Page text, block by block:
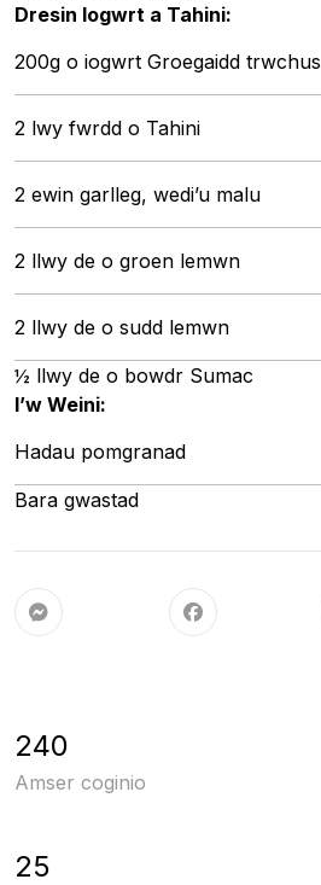
Dresin Iogwrt a Tahini:
200g o iogwrt Groegaidd trwchus
2 lwy fwrdd o Tahini
2 ewin garlleg, wedi’u malu
2 llwy de o groen lemwn
2 llwy de o sudd lemwn
½ llwy de o bowdr Sumac
I’w Weini:
Hadau pomgranad
Bara gwastad
240
Amser coginio
25